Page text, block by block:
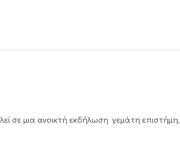
σε μια ανοικτή εκδήλωση γεμάτη επιστήμη,